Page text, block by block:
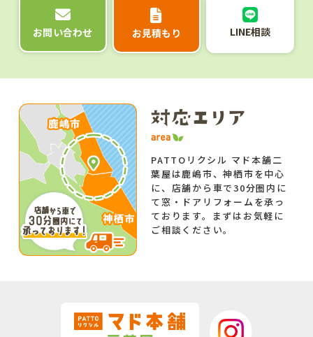
お問い合わせ お見積もり LINE相談
PATTOリクシル マド本舗二
葉屋は鹿嶋市、神栖市を中心
に、店舗から車で30分圏内に
て窓・ドアリフォームを承っ
ております。まずはお気軽に
ご相談ください。